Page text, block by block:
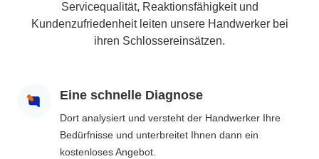
Servicequalität, Reaktionsfähigkeit und
Kundenzufriedenheit leiten unsere Handwerker bei
ihren Schlossereinsätzen.
Eine schnelle Diagnose
Dort analysiert und versteht der Handwerker Ihre
Bedürfnisse und unterbreitet Ihnen dann ein
kostenloses Angebot.